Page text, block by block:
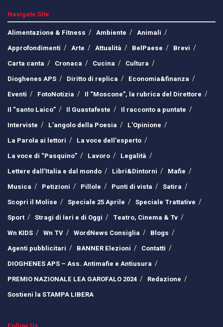
Navigate Site
Alimentazione & Fitness
Ambiente
Animali
Approfondimenti
Arte Attualità BelPaese
Brevi
Carta canta
Cronaca Cucina
Cultura
Dioghenes APS
Diritto di replica
Economia&finanza
Eventi
FotoNotizia
Il “Moscone”, la rubrica del Direttore
Il “santo Laico”
Il Guastafeste
Il racconto a puntate
Interviste
L’angolo della Poesia
L’Opinione
La Parola ai lettori
La voce dell’esperto
La voce di “Pasquino”
Lavoro
Legalità
Lettere dall’Italia e dal mondo
Libri&Dintorni
Mafie
Musica
Petizioni Pillole Punti di vista
Satira
Scopri il Molise
Speciale 25 Aprile
Speciale Trattative
Sport
Stragi di Ieri e di Oggi
Teatro, Cinema & Tv
Wn KIDS
Wn TV WordNews Consiglia
Blogs
Agenti pubblicitari
BANNER Elezioni
Contatti
DIOGHENES APS – Ass. Antimafie e Antiusura
PREMIO NAZIONALE LEA GAROFALO 2024
Redazione
Sostieni la STAMPA LIBERA